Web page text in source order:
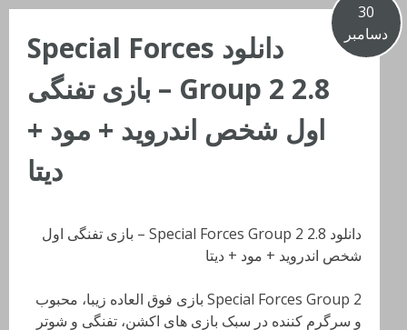
30
دسامبر
دانلود Special Forces
Group 2 2.8 – بازی تفنگی
اول شخص اندروید + مود +
دیتا
دانلود Special Forces Group 2 2.8 – بازی تفنگی اول
شخص اندروید + مود + دیتا
Special Forces Group 2 بازی فوق العاده زیبا، محبوب
و سرگرم کننده در سبک بازی های اکشن، تفنگی و شوتر